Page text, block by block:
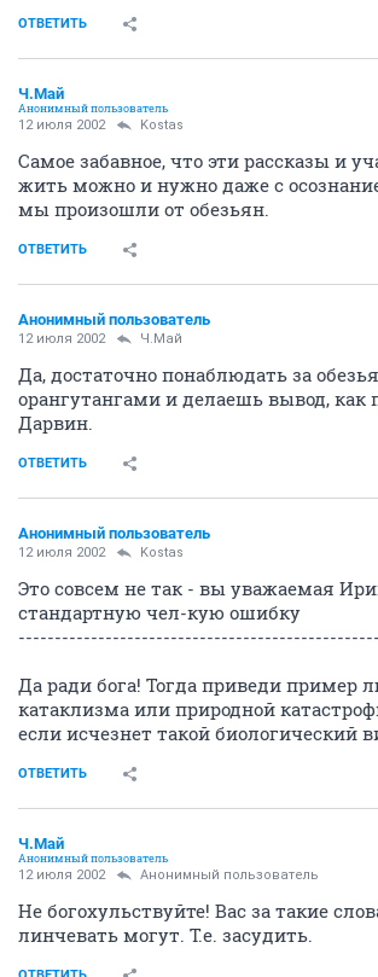
ОТВЕТИТЬ
Ч.Май
Анонимный пользователь
12 июля 2002 Kostas
Самое забавное, что эти рассказы и
жить можно и нужно даже с
мы произошли от обезьян.
ОТВЕТИТЬ
Анонимный пользователь
12 июля 2002 Ч.Май
Да, достаточно понаблюдать за
орангутангами и делаешь вывод, как
Дарвин.
ОТВЕТИТЬ
Анонимный пользователь
12 июля 2002 Kostas
Это совсем не так - вы уважаемая
стандартную чел-кую ошибку
Да ради бога! Тогда приведи пример
катаклизма или природной
если исчезнет такой биологический
ОТВЕТИТЬ
Ч.Май
Анонимный пользователь
12 июля 2002 Анонимный пользователь
Не богохульствуйте! Вас за такие
линчевать могут. Т.е. засудить.